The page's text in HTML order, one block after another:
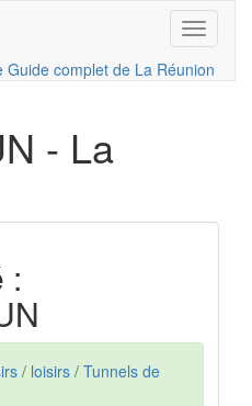
Toggle
- La
:
/ loisirs / Tunnels de